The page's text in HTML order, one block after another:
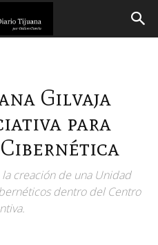
Gilvaja
para
creación de una Unidad
dentro del Centro